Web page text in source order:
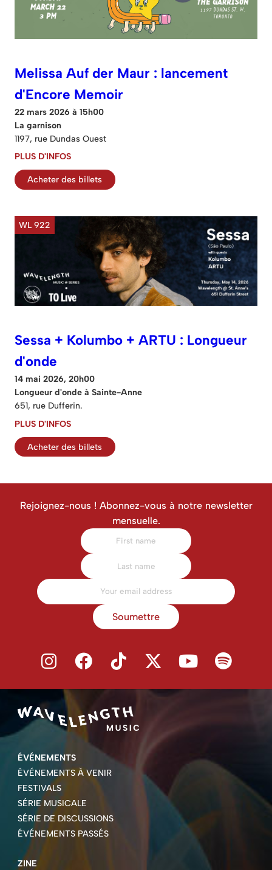
Melissa Auf der Maur : lancement
d'Encore Memoir
22 mars 2026 à 15h00
La garnison
1197, rue Dundas Ouest
PLUS D'INFOS
Acheter des billets
WL 922
Sessa + Kolumbo + ARTU : Longueur
d'onde
14 mai 2026, 20h00
Longueur d'onde à Sainte-Anne
651, rue Dufferin.
PLUS D'INFOS
Acheter des billets
Rejoignez-nous ! Abonnez-vous à notre newsletter
mensuelle.
Soumettre
ÉVÉNEMENTS
ÉVÉNEMENTS À VENIR
FESTIVALS
SÉRIE MUSICALE
SÉRIE DE DISCUSSIONS
ÉVÉNEMENTS PASSÉS
ZINE